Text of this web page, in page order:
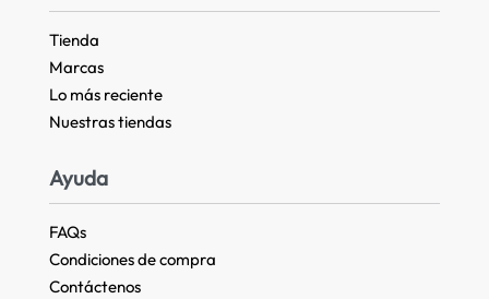
Tienda
Marcas
Lo más reciente​
Nuestras tiendas​
Ayuda
FAQs
Condiciones de compra
Contáctenos